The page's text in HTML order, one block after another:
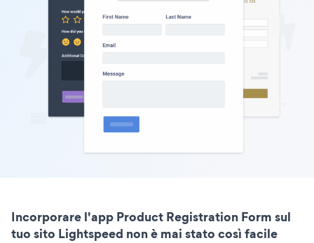
Incorporare l'app Product Registration Form sul
tuo sito Lightspeed non è mai stato così facile